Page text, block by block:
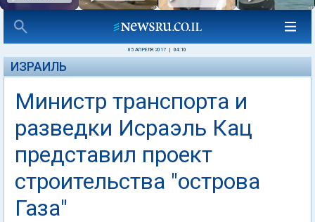
05 АПРЕЛЯ 2017 04:10
ИЗРАИЛЬ
Министр транспорта и
разведки Исраэль Кац
представил проект
строительства "острова
Газа"